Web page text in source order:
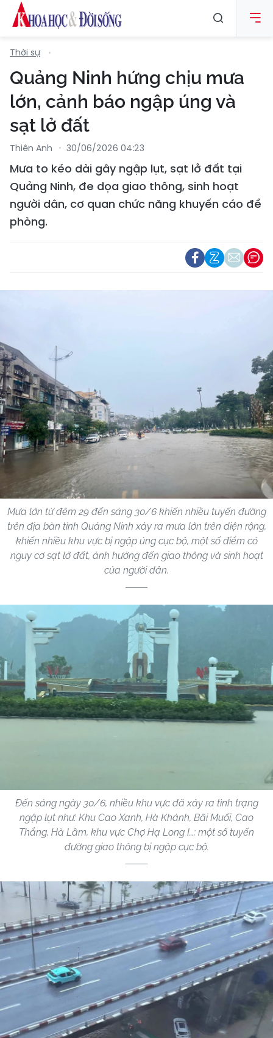
Thời sự
Quảng Ninh hứng chịu mưa
lớn, cảnh báo ngập úng và
sạt lở đất
Thiên Anh 30/06/2026 04:23
Mưa to kéo dài gây ngập lụt, sạt lở đất tại
Quảng Ninh, đe dọa giao thông, sinh hoạt
người dân, cơ quan chức năng khuyến cáo đề
phòng.
Mưa lớn từ đêm 29 đến sáng 30/6 khiến nhiều tuyến đường
trên địa bàn tỉnh Quảng Ninh xảy ra mưa lớn trên diện rộng,
khiến nhiều khu vực bị ngập úng cục bộ, một số điểm có
nguy cơ sạt lở đất, ảnh hưởng đến giao thông và sinh hoạt
của người dân.
Đến sáng ngày 30/6, nhiều khu vực đã xảy ra tình trạng
ngập lụt như: Khu Cao Xanh, Hà Khánh, Bãi Muối, Cao
Thắng, Hà Lầm, khu vực Chợ Hạ Long I…; một số tuyến
đường giao thông bị ngập cục bộ.